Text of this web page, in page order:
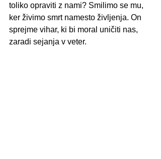
toliko opraviti z nami? Smilimo se mu,
ker živimo smrt namesto življenja. On
sprejme vihar, ki bi moral uničiti nas,
zaradi sejanja v veter.